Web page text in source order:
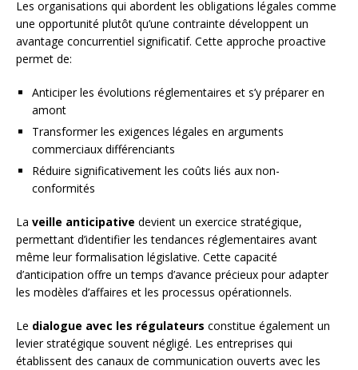
Les organisations qui abordent les obligations légales comme
une opportunité plutôt qu’une contrainte développent un
avantage concurrentiel significatif. Cette approche proactive
permet de:
Anticiper les évolutions réglementaires et s’y préparer en
amont
Transformer les exigences légales en arguments
commerciaux différenciants
Réduire significativement les coûts liés aux non-
conformités
La veille anticipative devient un exercice stratégique,
permettant d’identifier les tendances réglementaires avant
même leur formalisation législative. Cette capacité
d’anticipation offre un temps d’avance précieux pour adapter
les modèles d’affaires et les processus opérationnels.
Le dialogue avec les régulateurs constitue également un
levier stratégique souvent négligé. Les entreprises qui
établissent des canaux de communication ouverts avec les